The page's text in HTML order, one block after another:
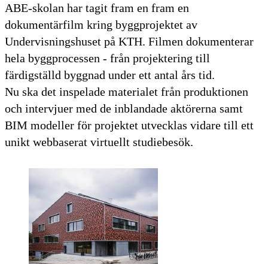
ABE-skolan har tagit fram en fram en
dokumentärfilm kring byggprojektet av
Undervisningshuset på KTH. Filmen dokumenterar
hela byggprocessen - från projektering till
färdigställd byggnad under ett antal års tid.
Nu ska det inspelade materialet från produktionen
och intervjuer med de inblandade aktörerna samt
BIM modeller för projektet utvecklas vidare till ett
unikt webbaserat virtuellt studiebesök.